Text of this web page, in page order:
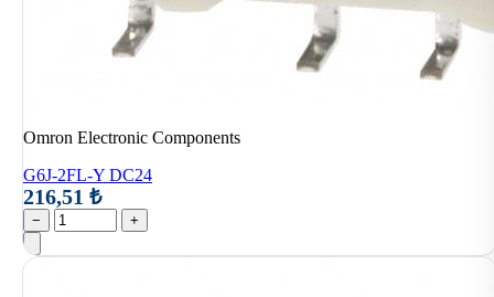
Omron Electronic Components
G6J-2FL-Y DC24
216,51 ₺
− +